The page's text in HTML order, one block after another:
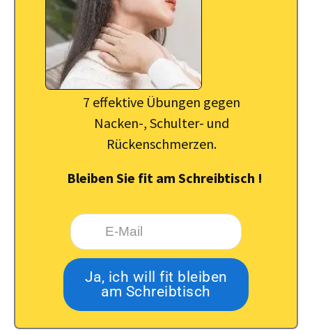
7 effektive Übungen gegen
Nacken-, Schulter- und
Rückenschmerzen.
Bleiben Sie fit am Schreibtisch !
Ja, ich will fit bleiben
am Schreibtisch